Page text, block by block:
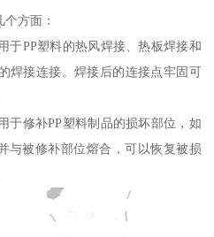
方面：
于PP塑料的热风焊接、热板焊接和
焊接连接。焊接后的连接点牢固可
于修补PP塑料制品的损坏部位，如
与被修补部位熔合，可以恢复被损